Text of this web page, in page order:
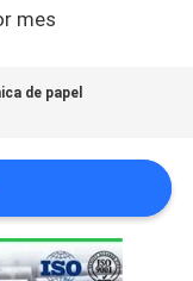
mes
de papel